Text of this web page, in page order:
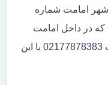
شهر امامت شماره
که در داخل امامت
ساکن هستند و قصد دارند با تلفن ثابت 02177878383 با این